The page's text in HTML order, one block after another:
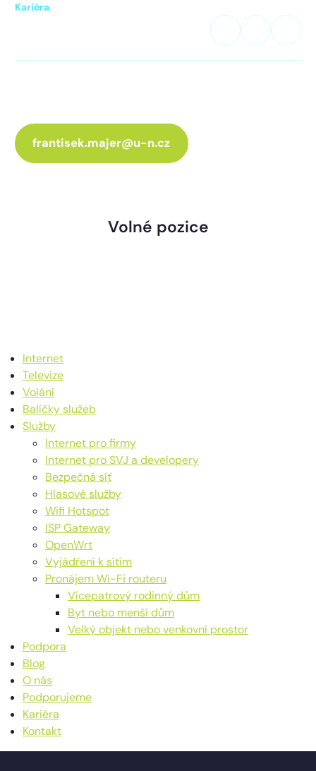
Skvělé členy posádky ve svých
řadách uvítáme kdykoliv!
Kariéra
Rozšiřujeme náš tým o nové IT techniky. Vaší náplní
frantisek.majer@u-n.cz
Volné pozice
Internet
Televize
Volání
Balíčky služeb
Služby
Internet pro firmy
Internet pro SVJ a developery
Bezpečná síť
Hlasové služby
Wifi Hotspot
ISP Gateway
OpenWrt
Vyjádření k sítím
Pronájem Wi-Fi routeru
Vícepatrový rodinný dům
Byt nebo menší dům
Velký objekt nebo venkovní prostor
Podpora
Blog
O nás
Podporujeme
Kariéra
Kontakt